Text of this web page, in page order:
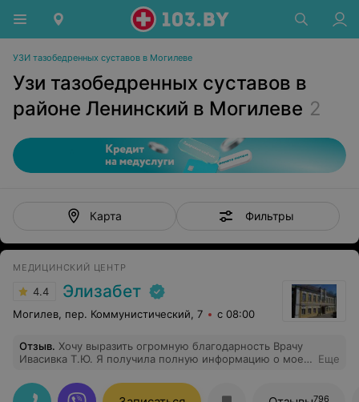
УЗИ тазобедренных суставов в Могилеве
Узи тазобедренных суставов в
районе Ленинский в Могилеве 2
Карта Фильтры
МЕДИЦИНСКИЙ ЦЕНТР
4.4 Элизабет
Могилев, пер. Коммунистический, 7 с 08:00
Отзыв. Хочу выразить огромную благодарность Врачу
Ивасивка Т.Ю. Я получила полную информацию о моем
Человек на своем месте. Всегда буду наблюдаться
только у этого врача и всем рекомендую.
Еще
796